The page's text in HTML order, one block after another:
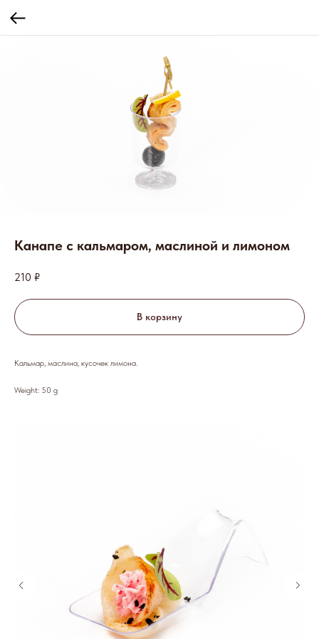
Канапе с кальмаром, маслиной и лимоном
210 ₽
В корзину
Кальмар, маслина, кусочек лимона.
Weight: 50 g